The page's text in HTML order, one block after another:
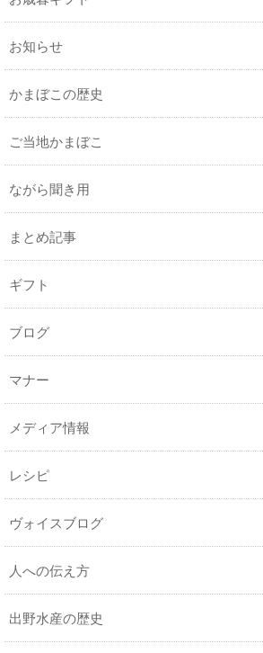
お知らせ
かまぼこの歴史
ご当地かまぼこ
ながら聞き用
まとめ記事
ギフト
ブログ
マナー
メディア情報
レシピ
ヴォイスブログ
人への伝え方
出野水産の歴史